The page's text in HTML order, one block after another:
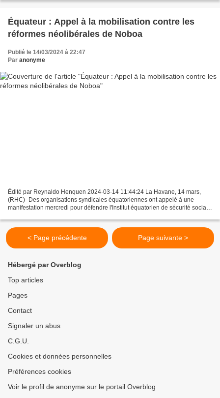
Équateur : Appel à la mobilisation contre les
réformes néolibérales de Noboa
Publié le 14/03/2024 à 22:47
Par anonyme
Édité par Reynaldo Henquen 2024-03-14 11:44:24 La Havane, 14 mars,
(RHC)- Des organisations syndicales équatoriennes ont appelé à une
manifestation mercredi pour défendre l'Institut équatorien de sécurité sociale
< Page précédente Page suivante >
Hébergé par Overblog
Top articles
Pages
Contact
Signaler un abus
C.G.U.
Cookies et données personnelles
Préférences cookies
Voir le profil de anonyme sur le portail Overblog